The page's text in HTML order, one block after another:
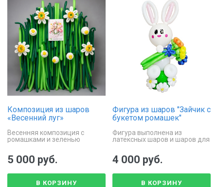
Композиция из шаров
«Весенний луг»
Весенняя композиция с
ромашками и зеленью
5 000 руб.
В КОРЗИНУ
Фигура из шаров "Зайчик с
букетом ромашек"
Фигура выполнена из
латексных шаров и шаров для
4 000 руб.
В КОРЗИНУ